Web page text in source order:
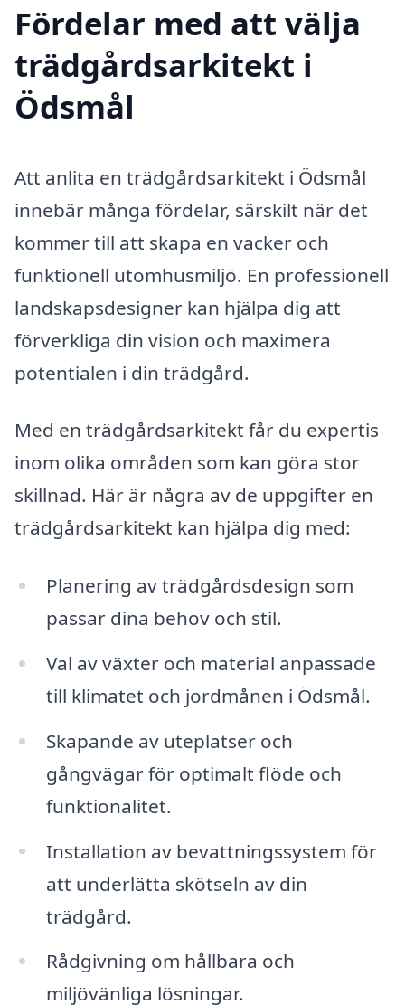
Fördelar med att välja
trädgårdsarkitekt i
Ödsmål
Att anlita en trädgårdsarkitekt i Ödsmål
innebär många fördelar, särskilt när det
kommer till att skapa en vacker och
funktionell utomhusmiljö. En professionell
landskapsdesigner kan hjälpa dig att
förverkliga din vision och maximera
potentialen i din trädgård.
Med en trädgårdsarkitekt får du expertis
inom olika områden som kan göra stor
skillnad. Här är några av de uppgifter en
trädgårdsarkitekt kan hjälpa dig med:
Planering av trädgårdsdesign som
passar dina behov och stil.
Val av växter och material anpassade
till klimatet och jordmånen i Ödsmål.
Skapande av uteplatser och
gångvägar för optimalt flöde och
funktionalitet.
Installation av bevattningssystem för
att underlätta skötseln av din
trädgård.
Rådgivning om hållbara och
miljövänliga lösningar.